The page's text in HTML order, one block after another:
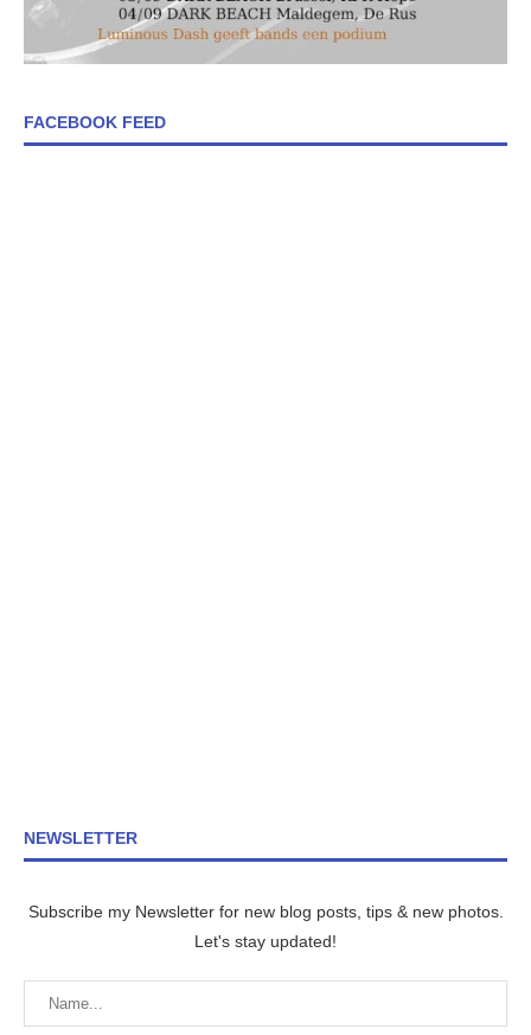
FACEBOOK FEED
NEWSLETTER
Subscribe my Newsletter for new blog posts, tips & new photos.
Let's stay updated!